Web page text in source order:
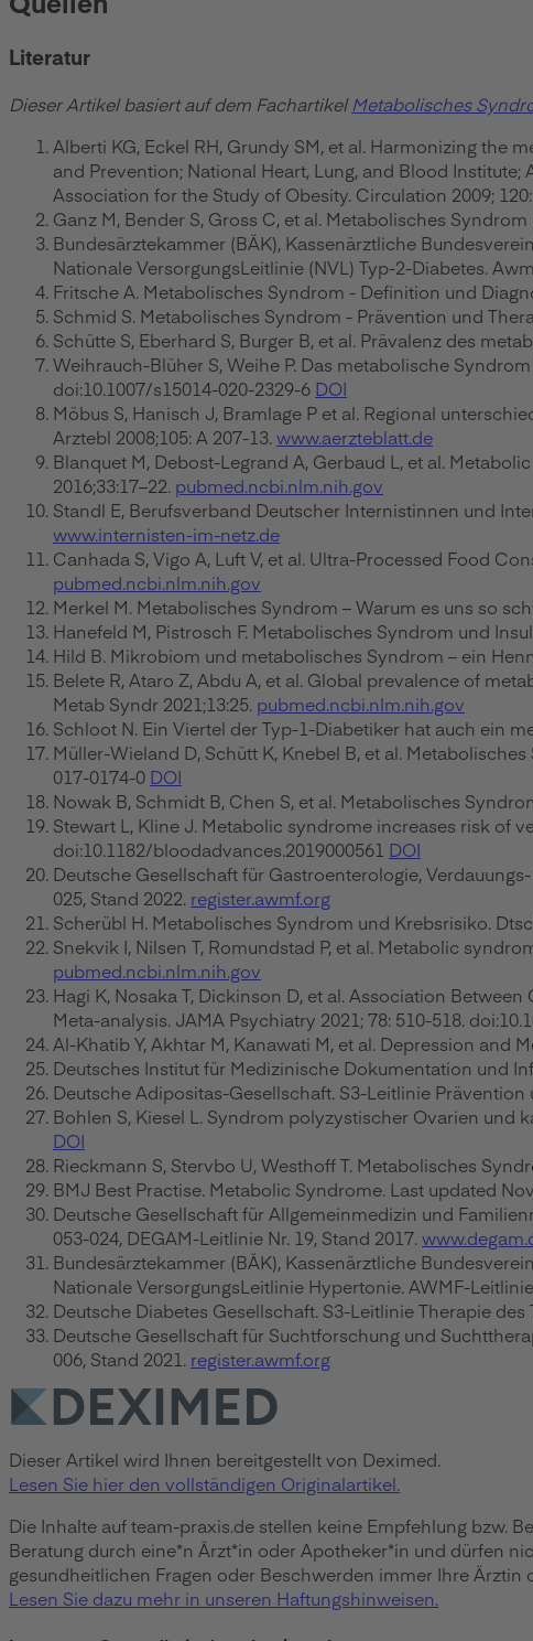
Literatur
Dieser Artikel basiert auf dem FachartikelMetabolisches
Alberti KG, Eckel RH, Grundy SM, et al. Harmonizing the
and Prevention; National Heart, Lung, and Blood
Association for the Study of Obesity. Circulation 2009;
Ganz M, Bender S, Gross C, et al. Metabolisches
Bundesärztekammer (BÄK), Kassenärztliche
Nationale VersorgungsLeitlinie (NVL) Typ-2-Diabetes.
Fritsche A. Metabolisches Syndrom - Definition und
Schmid S. Metabolisches Syndrom - Prävention und
Schütte S, Eberhard S, Burger B, et al. Prävalenz des
Weihrauch-Blüher S, Weihe P. Das metabolische
doi:10.1007/s15014-020-2329-6 DOI
Möbus S, Hanisch J, Bramlage P et al. Regional
Arztebl 2008;105: A 207-13. www.aerzteblatt.de
Blanquet M, Debost-Legrand A, Gerbaud L, et al.
2016;33:17–22. pubmed.ncbi.nlm.nih.gov
Standl E, Berufsverband Deutscher Internistinnen und
www.internisten-im-netz.de
Canhada S, Vigo A, Luft V, et al. Ultra-Processed Food
pubmed.ncbi.nlm.nih.gov
Merkel M. Metabolisches Syndrom – Warum es uns so
Hanefeld M, Pistrosch F. Metabolisches Syndrom und
Hild B. Mikrobiom und metabolisches Syndrom – ein
Belete R, Ataro Z, Abdu A, et al. Global prevalence of
Metab Syndr 2021;13:25. pubmed.ncbi.nlm.nih.gov
Schloot N. Ein Viertel der Typ-1-Diabetiker hat auch ein
Müller-Wieland D, Schütt K, Knebel B, et al.
017-0174-0 DOI
Nowak B, Schmidt B, Chen S, et al. Metabolisches
Stewart L, Kline J. Metabolic syndrome increases risk of
doi:10.1182/bloodadvances.2019000561 DOI
Deutsche Gesellschaft für Gastroenterologie,
025, Stand 2022. register.awmf.org
Scherübl H. Metabolisches Syndrom und Krebsrisiko.
Snekvik I, Nilsen T, Romundstad P, et al. Metabolic
pubmed.ncbi.nlm.nih.gov
Hagi K, Nosaka T, Dickinson D, et al. Association
Meta-analysis. JAMA Psychiatry 2021; 78: 510-518.
Al-Khatib Y, Akhtar M, Kanawati M, et al. Depression and
Deutsches Institut für Medizinische Dokumentation und
Deutsche Adipositas-Gesellschaft. S3-Leitlinie
Bohlen S, Kiesel L. Syndrom polyzystischer Ovarien und
DOI
Rieckmann S, Stervbo U, Westhoff T. Metabolisches
BMJ Best Practise. Metabolic Syndrome. Last updated
Deutsche Gesellschaft für Allgemeinmedizin und
053-024, DEGAM-Leitlinie Nr. 19, Stand 2017.
Bundesärztekammer (BÄK), Kassenärztliche
Nationale VersorgungsLeitlinie Hypertonie. AWMF-
Deutsche Diabetes Gesellschaft. S3-Leitlinie Therapie
Deutsche Gesellschaft für Suchtforschung und
006, Stand 2021. register.awmf.org
Dieser Artikel wird Ihnen bereitgestellt von Deximed.
Lesen Sie hier den vollständigen Originalartikel.
Die Inhalte auf team-praxis.de stellen keine Empfehlung bzw.
Beratung durch eine*n Ärzt*in oder Apotheker*in und dürfen
gesundheitlichen Fragen oder Beschwerden immer Ihre Ärztin
Lesen Sie dazu mehr in unseren Haftungshinweisen.